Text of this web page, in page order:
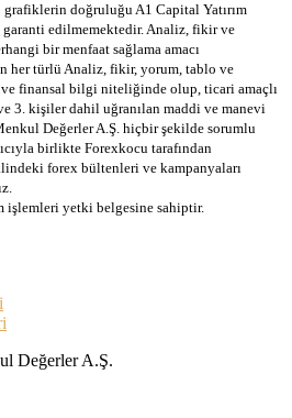
grafiklerin doğruluğu A1 Capital Yatırım
garanti edilmemektedir. Analiz, fikir ve
bir menfaat sağlama amacı
her türlü Analiz, fikir, yorum, tablo ve
finansal bilgi niteliğinde olup, ticari amaçlı
3. kişiler dahil uğranılan maddi ve manevi
Değerler A.Ş. hiçbir şekilde sorumlu
birlikte Forexkocu tarafından
forex bültenleri ve kampanyaları
işlemleri yetki belgesine sahiptir.
Değerler A.Ş.